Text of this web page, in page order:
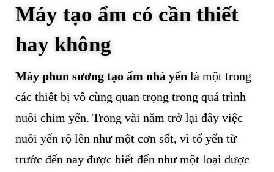
Máy tạo ẩm có cần thiết
hay không
Máy phun sương tạo ẩm nhà yến là một trong
các thiết bị vô cùng quan trọng trong quá trình
nuôi chim yến. Trong vài năm trở lại đây việc
nuôi yến rộ lên như một cơn sốt, vì tổ yến từ
trước đến nay được biết đến như một loại dược